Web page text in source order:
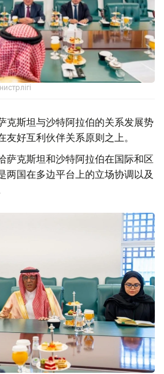
克斯坦与沙特阿拉伯的关系发展势
好互利伙伴关系原则之上。
萨克斯坦和沙特阿拉伯在国际和区
两国在多边平台上的立场协调以及